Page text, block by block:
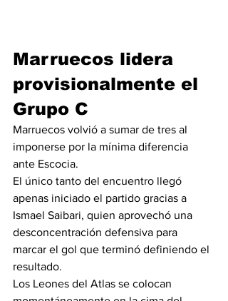
Marruecos lidera
provisionalmente el
Grupo C
Marruecos volvió a sumar de tres al
imponerse por la mínima diferencia
ante Escocia.
El único tanto del encuentro llegó
apenas iniciado el partido gracias a
Ismael Saibari, quien aprovechó una
desconcentración defensiva para
marcar el gol que terminó definiendo el
resultado.
Los Leones del Atlas se colocan